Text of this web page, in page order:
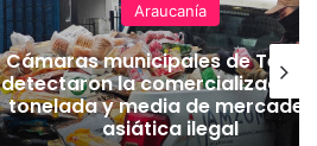
Araucanía
Cámaras municipales de
detectaron la comercialización
tonelada y media de
asiática ilegal